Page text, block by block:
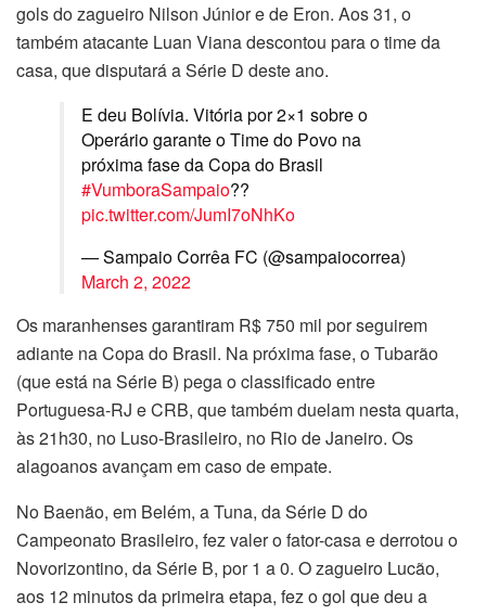
gols do zagueiro Nilson Júnior e de Eron. Aos 31, o
também atacante Luan Viana descontou para o time da
casa, que disputará a Série D deste ano.
E deu Bolívia. Vitória por 2×1 sobre o
Operário garante o Time do Povo na
próxima fase da Copa do Brasil
#VumboraSampaio??
pic.twitter.com/JumI7oNhKo
— Sampaio Corrêa FC (@sampaiocorrea)
March 2, 2022
Os maranhenses garantiram R$ 750 mil por seguirem
adiante na Copa do Brasil. Na próxima fase, o Tubarão
(que está na Série B) pega o classificado entre
Portuguesa-RJ e CRB, que também duelam nesta quarta,
às 21h30, no Luso-Brasileiro, no Rio de Janeiro. Os
alagoanos avançam em caso de empate.
No Baenão, em Belém, a Tuna, da Série D do
Campeonato Brasileiro, fez valer o fator-casa e derrotou o
Novorizontino, da Série B, por 1 a 0. O zagueiro Lucão,
aos 12 minutos da primeira etapa, fez o gol que deu a